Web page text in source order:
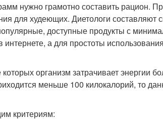
нужно грамотно составить рацион.
для худеющих. Диетологи составляют
доступные продукты с
а для простоты
организм затрачивает энергии
меньше 100 килокалорий, то
критериям: